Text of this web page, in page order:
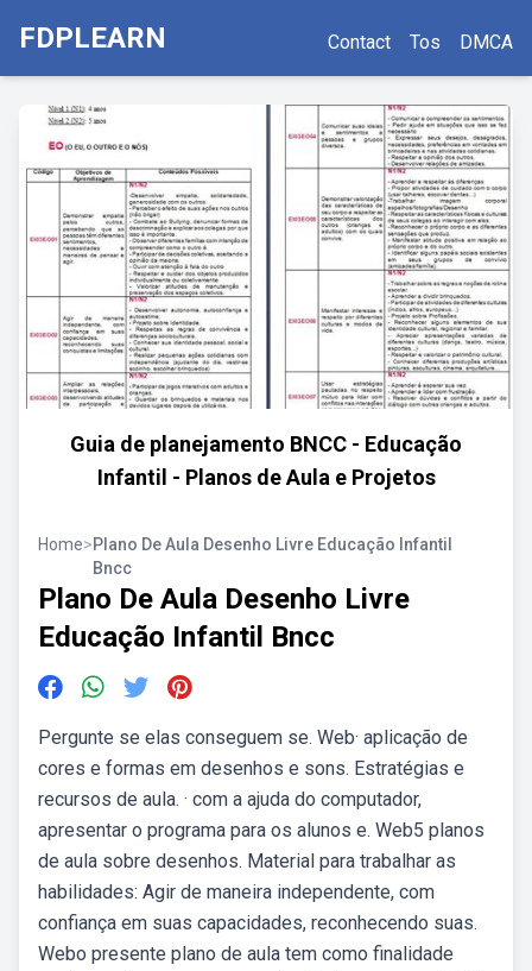
FDPLEARN Contact Tos DMCA
Guia de planejamento BNCC - Educação
Infantil - Planos de Aula e Projetos
Home>Plano De Aula Desenho Livre Educação Infantil
Bncc
Plano De Aula Desenho Livre
Educação Infantil Bncc
Pergunte se elas conseguem se. Web· aplicação de
cores e formas em desenhos e sons. Estratégias e
recursos de aula. · com a ajuda do computador,
apresentar o programa para os alunos e. Web5 planos
de aula sobre desenhos. Material para trabalhar as
habilidades: Agir de maneira independente, com
confiança em suas capacidades, reconhecendo suas.
Webo presente plano de aula tem como finalidade